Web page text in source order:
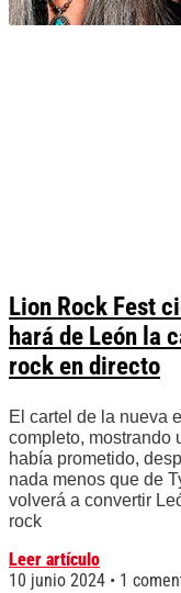
Lion Rock Fest
hará de León la
rock en directo
El cartel de la nueva
completo, mostrando
había prometido,
nada menos que de
volverá a convertir
rock
Leer artículo
10 junio 2024
1